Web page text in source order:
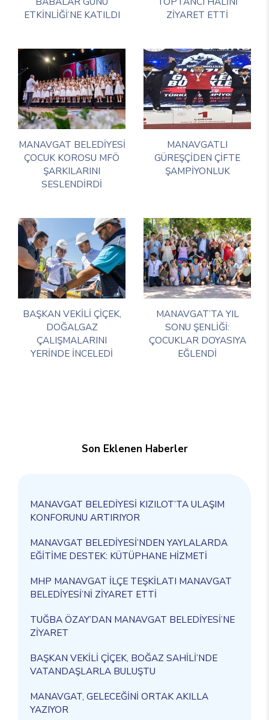
ETKİNLİĞİ’NE KATILDI
ZİYARET ETTİ
MANAVGAT BELEDİYESİ
ÇOCUK KOROSU MFÖ
ŞARKILARINI
SESLENDİRDİ
MANAVGATLI
GÜREŞÇİDEN ÇİFTE
ŞAMPİYONLUK
BAŞKAN VEKİLİ ÇİÇEK,
DOĞALGAZ
ÇALIŞMALARINI
YERİNDE İNCELEDİ
MANAVGAT’TA YIL
SONU ŞENLİĞİ:
ÇOCUKLAR DOYASIYA
EĞLENDİ
Son Eklenen Haberler
MANAVGAT BELEDİYESİ KIZILOT’TA ULAŞIM
KONFORUNU ARTIRIYOR
MANAVGAT BELEDİYESİ’NDEN YAYLALARDA
EĞİTİME DESTEK: KÜTÜPHANE HİZMETİ
MHP MANAVGAT İLÇE TEŞKİLATI MANAVGAT
BELEDİYESİ’Nİ ZİYARET ETTİ
TUĞBA ÖZAY’DAN MANAVGAT BELEDİYESİ’NE
ZİYARET
BAŞKAN VEKİLİ ÇİÇEK, BOĞAZ SAHİLİ’NDE
VATANDAŞLARLA BULUŞTU
MANAVGAT, GELECEĞİNİ ORTAK AKILLA
YAZIYOR